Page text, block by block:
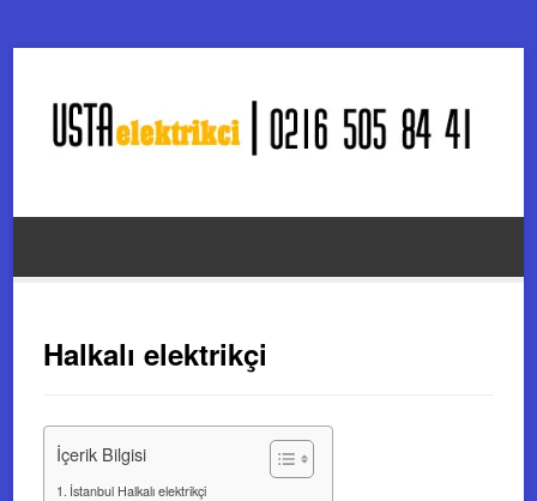
Halkalı elektrikçi
İçerik Bilgisi
İstanbul Halkalı elektrikçi